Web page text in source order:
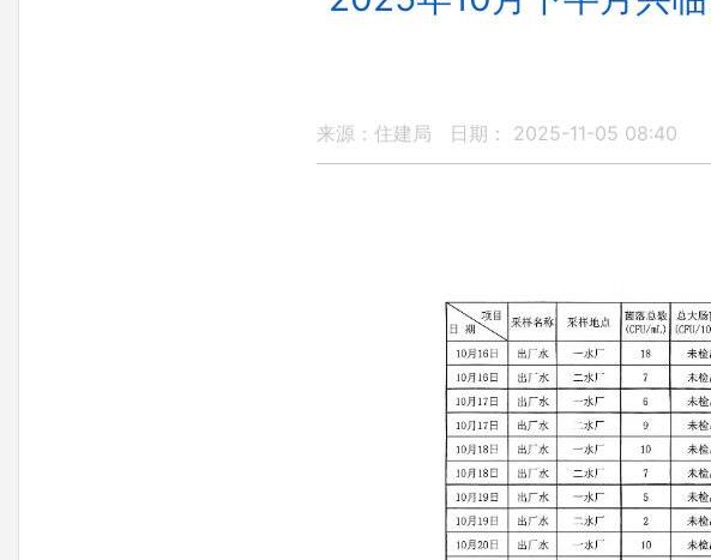
来源：住建局 日期： 2025-11-05 08:40